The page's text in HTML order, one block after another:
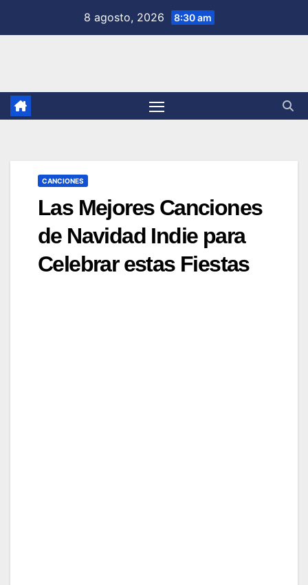
8 agosto, 2026 8:30 am
CANCIONES
Las Mejores Canciones
de Navidad Indie para
Celebrar estas Fiestas